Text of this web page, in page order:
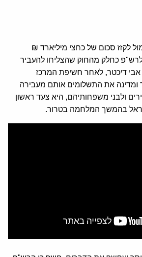
לקזז סכום של כחצי מיליארד ₪
כחלק מהחוק שהצליחו להעביר
דיכטר, לאחר חשיפת המרכז
ומדינה את התשלומים אותם מעבירה
ולבני משפחותיהם, היא צעד ראשון
בהמשך המלחמה בטרור.